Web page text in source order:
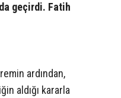
geçirdi. Fatih
ardından,
aldığı kararla